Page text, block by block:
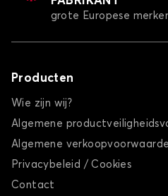
grote Europese
Producten
Wie zijn wij?
Algemene
Algemene
Privacybeleid / Cookies
Contact